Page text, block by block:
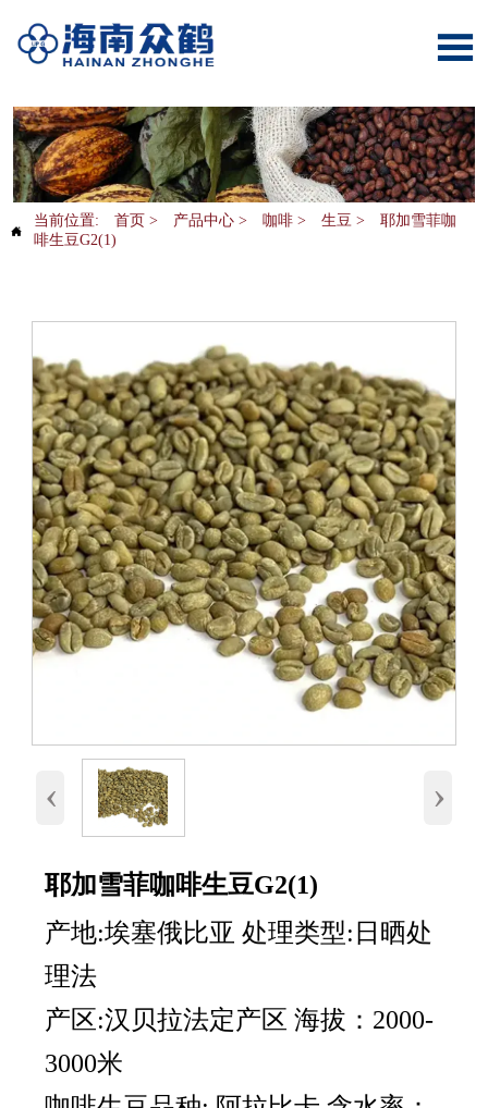


当前位置: 首页 > 产品中心> 咖啡> 生豆>
耶加雪菲咖
啡生豆G2(1)
‹ ›
耶加雪菲咖啡生豆G2(1)
产地:埃塞俄比亚 处理类型:日晒处
理法
产区:汉贝拉法定产区 海拔：2000-
3000米